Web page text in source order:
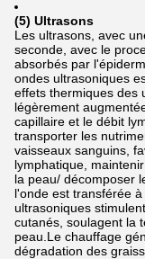
(5) Ultrasons
Les ultrasons, avec
seconde, avec le
absorbés par
ondes ultrasoniques
effets thermiques des
légèrement
capillaire et le débit
transporter les
vaisseaux sanguins,
lymphatique,
la peau/ décomposer
l'onde est transférée
ultrasoniques
cutanés, soulagent la
peau.Le chauffage
dégradation des